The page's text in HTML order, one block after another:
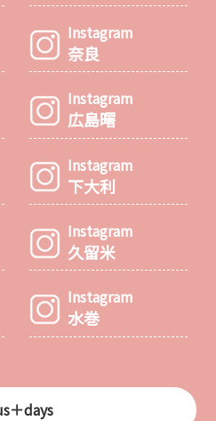
Instagram
奈良
Instagram
広島曙
Instagram
下大利
Instagram
久留米
Instagram
水巻
＋days